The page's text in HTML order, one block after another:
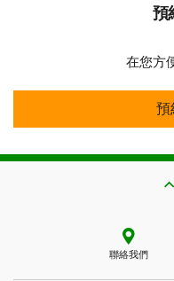
預
在您方
預
預
聯絡我們